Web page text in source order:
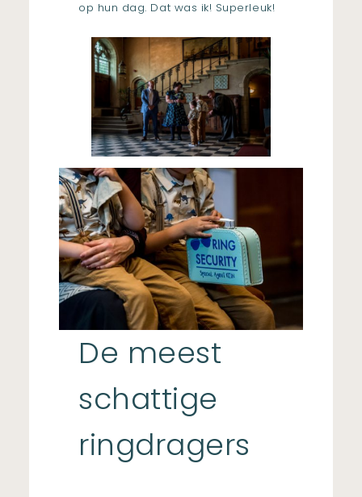
op hun dag. Dat was ik! Superleuk!
De meest
schattige
ringdragers